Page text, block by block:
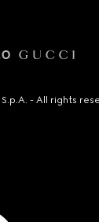
- All rights